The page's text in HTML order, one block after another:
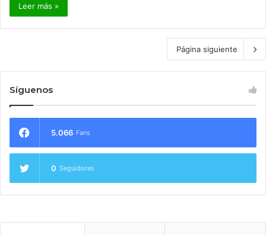
Leer más »
Página siguiente
Síguenos
5.066 Fans
0 Seguidores